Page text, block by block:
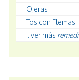
Ojeras
Tos con Flemas
...ver más